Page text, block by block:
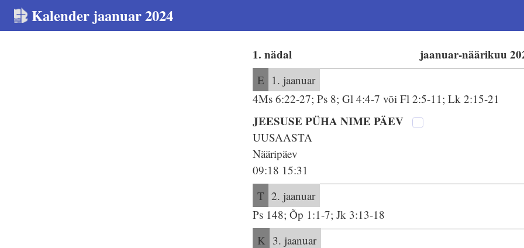
Kalender jaanuar 2024
1. nädal jaanuar-näärikuu
E 1. jaanuar
4Ms 6:22-27; Ps 8; Gl 4:4-7 või Fl 2:5-11; Lk 2:15-21
JEESUSE PÜHA NIME PÄEV
UUSAASTA
Nääripäev
09:18 15:31
T 2. jaanuar
Ps 148; Õp 1:1-7; Jk 3:13-18
K 3. jaanuar